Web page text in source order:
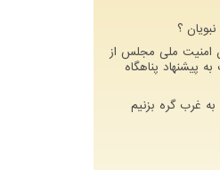
؟
امنیت ملی مجلس از
پیشنهاد پناهگاه
غرب گره بزنیم